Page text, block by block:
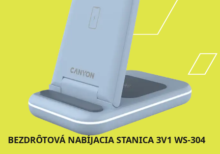
BEZDRÔTOVÁ NABÍJACIA STANICA 3V1 WS-304